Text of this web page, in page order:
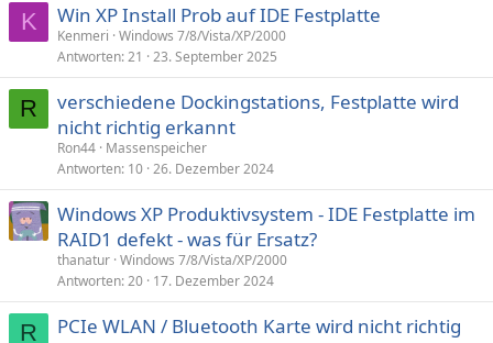
K Win XP Install Prob auf IDE Festplatte
Kenmeri Windows 7/8/Vista/XP/2000
Antworten 21 23. September 2025
R
verschiedene Dockingstations, Festplatte wird
nicht richtig erkannt
Ron44 Massenspeicher
Antworten 10 26. Dezember 2024
Windows XP Produktivsystem - IDE Festplatte im
RAID1 defekt - was für Ersatz?
thanatur Windows 7/8/Vista/XP/2000
Antworten 20 17. Dezember 2024
R
PCIe WLAN / Bluetooth Karte wird nicht richtig